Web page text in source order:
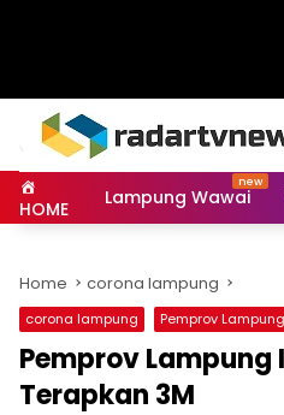
HOME Lampung Wawai
Home corona lampung
corona lampung Pemprov Lampung
Pemprov
Terapkan 3M